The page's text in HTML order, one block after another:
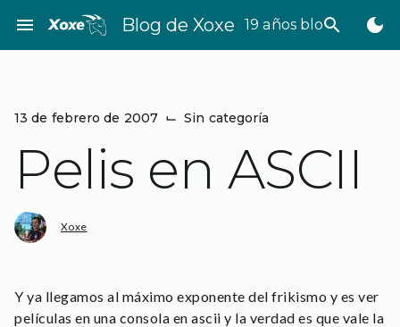
contenido
menu Blog de Xoxe 19 años bloggeando
search dark_mode
13 de febrero de 2007 ⌙ Sin categoría
Pelis en ASCII
Xoxe
Y ya llegamos al máximo exponente del frikismo y es ver
películas en una consola en ascii y la verdad es que vale la